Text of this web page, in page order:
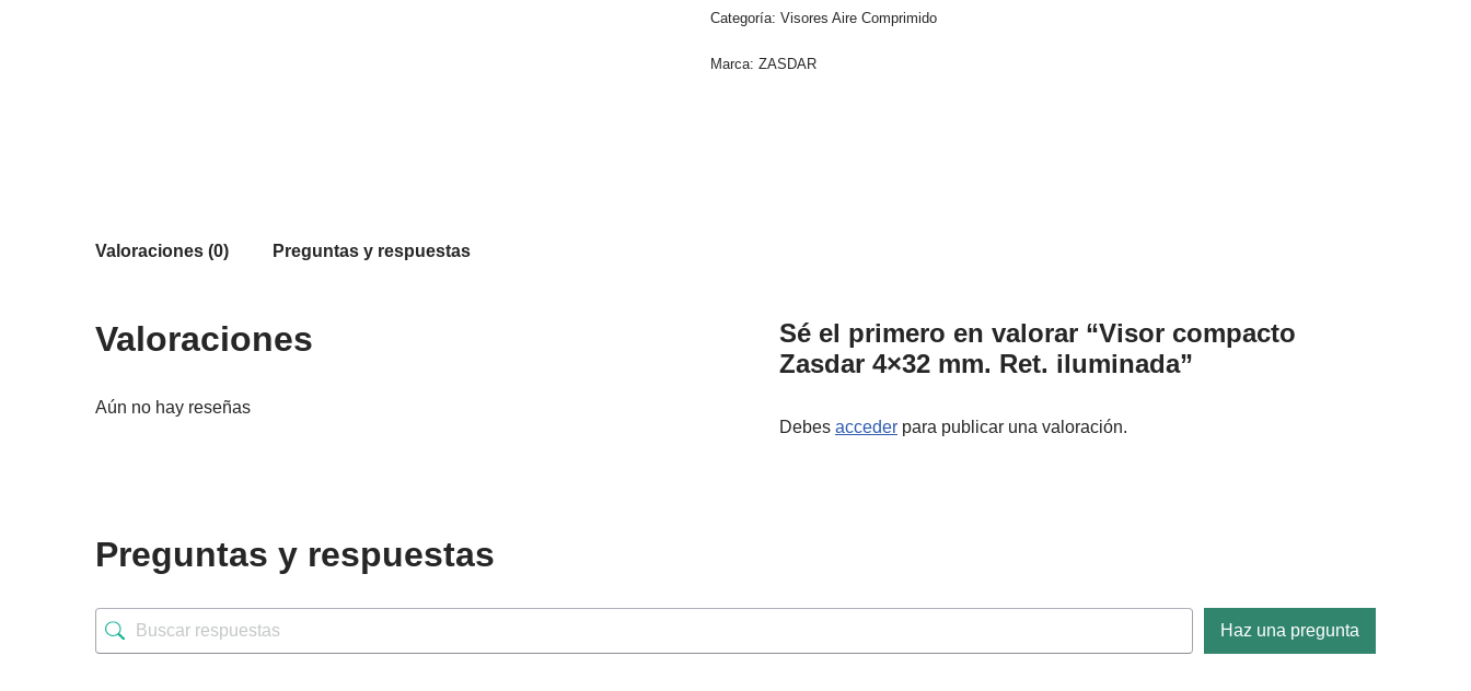
Categoría: Visores Aire Comprimido
Marca: ZASDAR
Valoraciones (0) Preguntas y respuestas
Valoraciones
Aún no hay reseñas
Sé el primero en valorar “Visor compacto
Zasdar 4×32 mm. Ret. iluminada”
Debes acceder para publicar una valoración.
Preguntas y respuestas
Haz una pregunta